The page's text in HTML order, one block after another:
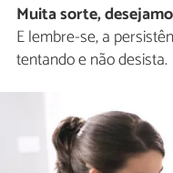
Muita sorte,
E lembre-se, a
tentando e não desista.